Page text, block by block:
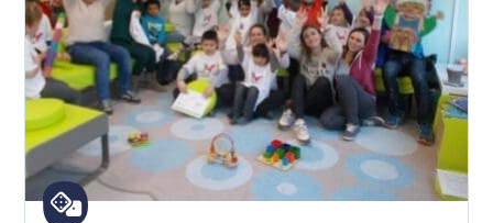
L’écoconception, ça vous
concerne aussi !